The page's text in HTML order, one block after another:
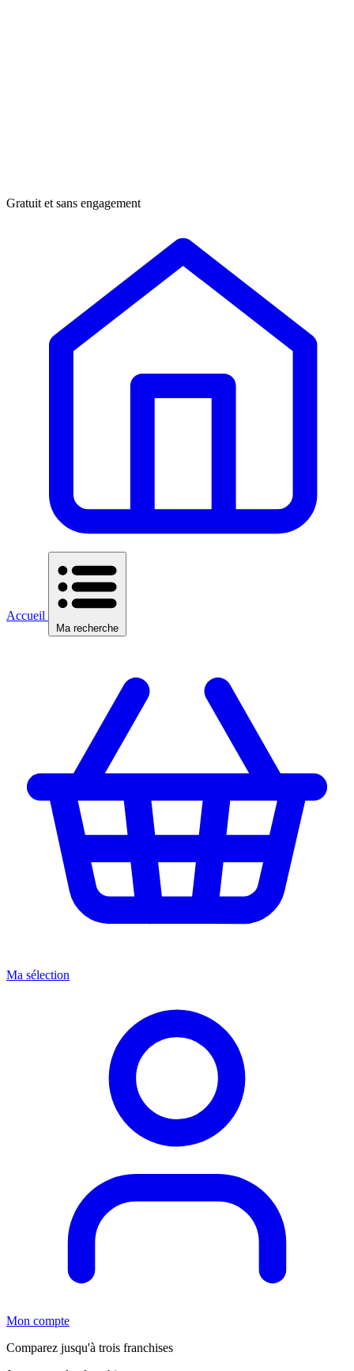
Gratuit et sans engagement
Accueil
Ma recherche
Ma sélection
Mon compte
Comparez jusqu'à trois franchises